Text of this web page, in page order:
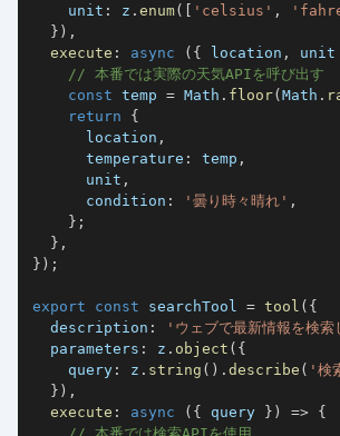
    unit
: z . enum( [ 'celsius' ,
} ) ,
execute : async ( { location , unit
// 本番では実際の天気APIを呼び出す
const temp = Math . floor(Math .
return
{
      location
,
      temperature
: temp ,
      unit
,
      condition
: '曇り時々晴れ' ,
} ;
} ,
} ) ;
export const searchTool = tool ( {
  description
: 'ウェブで最新情報を検索
  parameters
: z . object ( {
    query
: z . string ( ) . describe ( '検
} ) ,
execute : async ( { query } ) => {
// 本番では検索APIを使用